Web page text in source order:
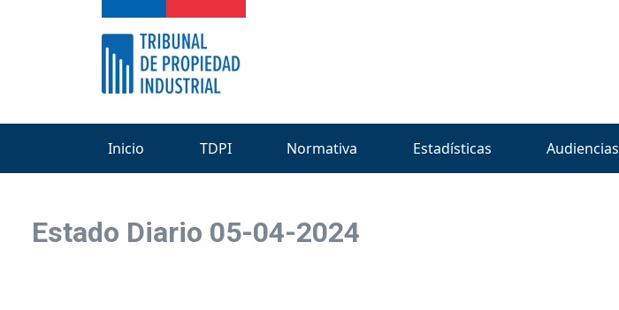
Inicio TDPI Normativa Estadísticas Audiencias
Estado Diario 05-04-2024